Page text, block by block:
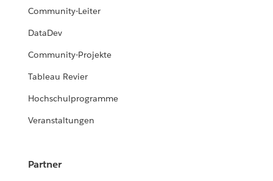
Community-Leiter
DataDev
Community-Projekte
Tableau Revier
Hochschulprogramme
Veranstaltungen
Partner